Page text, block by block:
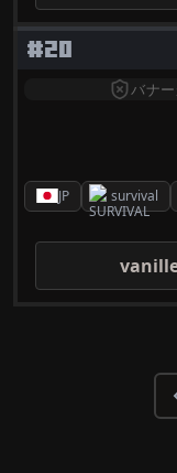
#20
バナ
JP survival